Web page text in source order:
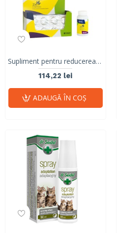
Supliment pentru reducerea stresului si anxietatii la caini si pisici, ZEN Stangest, 30 tablete
114,22 lei
ADAUGĂ ÎN COŞ